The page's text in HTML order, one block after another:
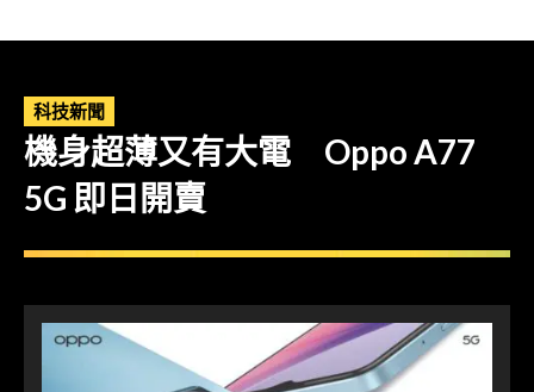
科技新聞
機身超薄又有大電 Oppo A77
5G 即日開賣